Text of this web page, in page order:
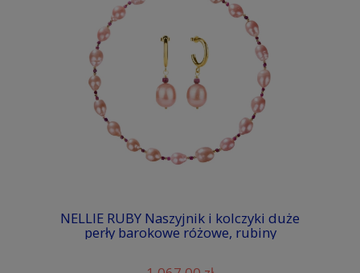
NELLIE RUBY Naszyjnik i kolczyki duże
perły barokowe różowe, rubiny